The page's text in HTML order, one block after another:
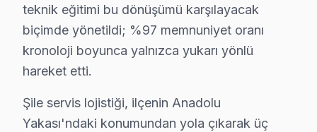
Üsküplü'de Dijitsu TV Servisi
Üsküplü mahallesinde Dijitsu TV sahipleri için en
Dijitsu Firmware ve Yazılım Sorunları 2025
Dijitsu TV'lerin yazılım ve firmware sorunları,
Dijitsu TV tamir fiyatları, çeşitli faktörlere bağlı
teknik eğitimi bu dönüşümü karşılayacak
biçimde yönetildi; %97 memnuniyet oranı
kronoloji boyunca yalnızca yukarı yönlü
hareket etti.
Şile servis lojistiği, ilçenin Anadolu
Yakası'ndaki konumundan yola çıkarak üç